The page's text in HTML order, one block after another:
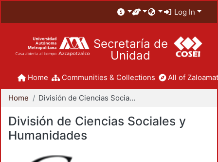
Log In
Secretaría de
Unidad
Home Communities & Collections All of
Home División de Ciencias Sociales y Humanidades
División de Ciencias Sociales y
Humanidades